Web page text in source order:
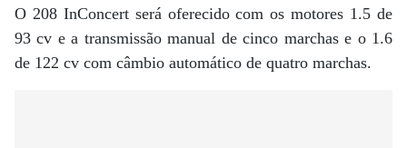
O 208 InConcert será oferecido com os motores 1.5 de
93 cv e a transmissão manual de cinco marchas e o 1.6
de 122 cv com câmbio automático de quatro marchas.